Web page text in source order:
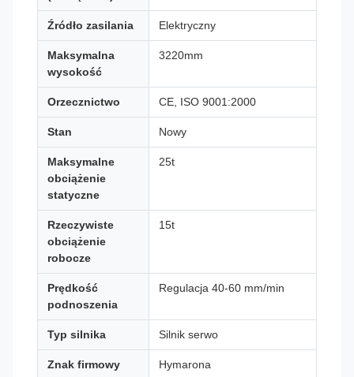
Źródło zasilania Elektryczny
Maksymalna
wysokość
3220mm
Orzecznictwo CE, ISO 9001:2000
Stan Nowy
Maksymalne
obciążenie
statyczne
25t
Rzeczywiste
obciążenie
robocze
15t
Prędkość
podnoszenia
Regulacja 40-60 mm/min
Typ silnika Silnik serwo
Znak firmowy Hymarona